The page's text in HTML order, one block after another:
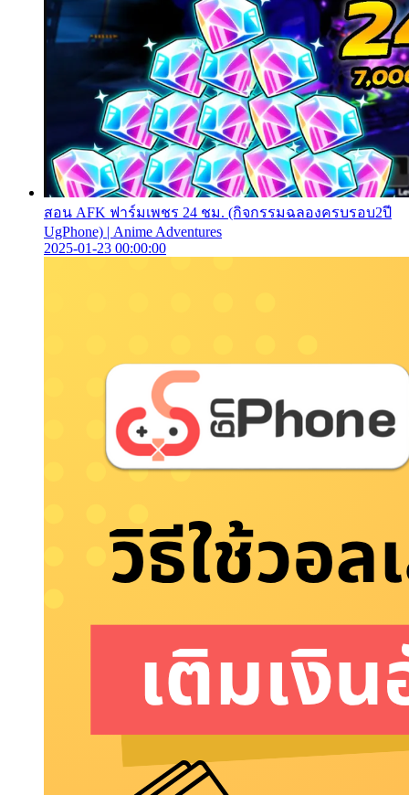
สอน AFK ฟาร์มเพชร 24 ชม. (กิจกรรมฉลองครบรอบ2ปี
UgPhone) | Anime Adventures
2025-01-23 00:00:00